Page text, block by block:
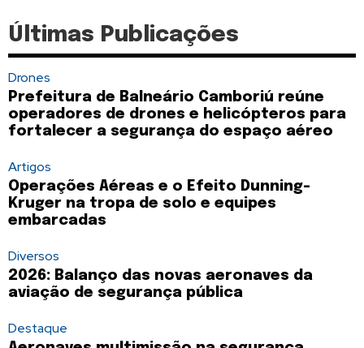
Últimas Publicações
Drones
Prefeitura de Balneário Camboriú reúne
operadores de drones e helicópteros para
fortalecer a segurança do espaço aéreo
Artigos
Operações Aéreas e o Efeito Dunning-
Kruger na tropa de solo e equipes
embarcadas
Diversos
2026: Balanço das novas aeronaves da
aviação de segurança pública
Destaque